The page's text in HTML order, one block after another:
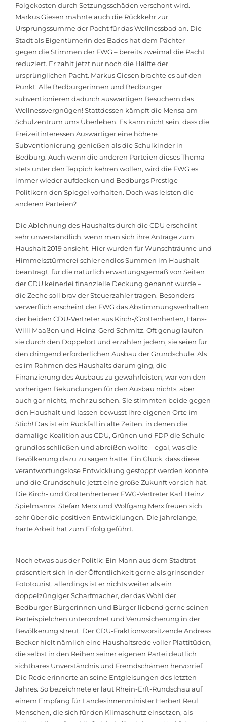
Folgekosten durch Setzungsschäden verschont wird.
Markus Giesen mahnte auch die Rückkehr zur
Ursprungssumme der Pacht für das Wellnessbad an. Die
Stadt als Eigentümerin des Bades hat dem Pächter –
gegen die Stimmen der FWG – bereits zweimal die Pacht
reduziert. Er zahlt jetzt nur noch die Hälfte der
ursprünglichen Pacht. Markus Giesen brachte es auf den
Punkt: Alle Bedburgerinnen und Bedburger
subventionieren dadurch auswärtigen Besuchern das
Wellnessvergnügen! Stattdessen kämpft die Mensa am
Schulzentrum ums Überleben. Es kann nicht sein, dass die
Freizeitinteressen Auswärtiger eine höhere
Subventionierung genießen als die Schulkinder in
Bedburg. Auch wenn die anderen Parteien dieses Thema
stets unter den Teppich kehren wollen, wird die FWG es
immer wieder aufdecken und Bedburgs Prestige-
Politikern den Spiegel vorhalten. Doch was leisten die
anderen Parteien?
Die Ablehnung des Haushalts durch die CDU erscheint
sehr unverständlich, wenn man sich ihre Anträge zum
Haushalt 2019 ansieht. Hier wurden für Wunschträume und
Himmelsstürmerei schier endlos Summen im Haushalt
beantragt, für die natürlich erwartungsgemäß von Seiten
der CDU keinerlei finanzielle Deckung genannt wurde –
die Zeche soll brav der Steuerzahler tragen. Besonders
verwerflich erscheint der FWG das Abstimmungsverhalten
der beiden CDU-Vertreter aus Kirch-/Grottenherten, Hans-
Willi Maaßen und Heinz-Gerd Schmitz. Oft genug laufen
sie durch den Doppelort und erzählen jedem, sie seien für
den dringend erforderlichen Ausbau der Grundschule. Als
es im Rahmen des Haushalts darum ging, die
Finanzierung des Ausbaus zu gewährleisten, war von den
vorherigen Bekundungen für den Ausbau nichts, aber
auch gar nichts, mehr zu sehen. Sie stimmten beide gegen
den Haushalt und lassen bewusst ihre eigenen Orte im
Stich! Das ist ein Rückfall in alte Zeiten, in denen die
damalige Koalition aus CDU, Grünen und FDP die Schule
grundlos schließen und abreißen wollte – egal, was die
Bevölkerung dazu zu sagen hatte. Ein Glück, dass diese
verantwortungslose Entwicklung gestoppt werden konnte
und die Grundschule jetzt eine große Zukunft vor sich hat.
Die Kirch- und Grottenhertener FWG-Vertreter Karl Heinz
Spielmanns, Stefan Merx und Wolfgang Merx freuen sich
sehr über die positiven Entwicklungen. Die jahrelange,
harte Arbeit hat zum Erfolg geführt.
Noch etwas aus der Politik: Ein Mann aus dem Stadtrat
präsentiert sich in der Öffentlichkeit gerne als grinsender
Fototourist, allerdings ist er nichts weiter als ein
doppelzüngiger Scharfmacher, der das Wohl der
Bedburger Bürgerinnen und Bürger liebend gerne seinen
Parteispielchen unterordnet und Verunsicherung in der
Bevölkerung streut. Der CDU-Fraktionsvorsitzende Andreas
Becker hielt nämlich eine Haushaltsrede voller Plattitüden,
die selbst in den Reihen seiner eigenen Partei deutlich
sichtbares Unverständnis und Fremdschämen hervorrief.
Die Rede erinnerte an seine Entgleisungen des letzten
Jahres. So bezeichnete er laut Rhein-Erft-Rundschau auf
einem Empfang für Landesinnenminister Herbert Reul
Menschen, die sich für den Klimaschutz einsetzen, als